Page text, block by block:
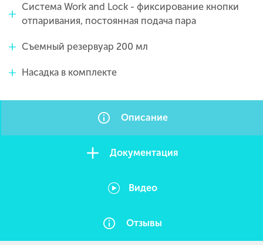
Система Work and Lock - фиксирование кнопки
отпаривания, постоянная подача пара
Съемный резервуар 200 мл
Насадка в комплекте
Описание
Документация
Видео
Отзывы